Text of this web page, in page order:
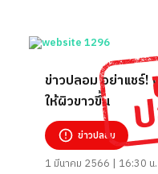
ข่าวปลอม อย่าแชร์
ให้ผิวขาวขึ้น
ข่าวปลอม
1 มีนาคม 2566 | 16:30 น.